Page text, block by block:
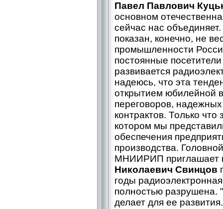
Павел Павлович
основном
сейчас нас
показан, конечно, не
промышленности
постоянные
развивается
надеюсь, что эта
открытием юбилейной
переговоров,
контрактов. Только что
котором мы
обеспечения
производства.
МНИИРИП приглашает
Николаевич Свинцов
годы
полностью разрушена.
делает для ее